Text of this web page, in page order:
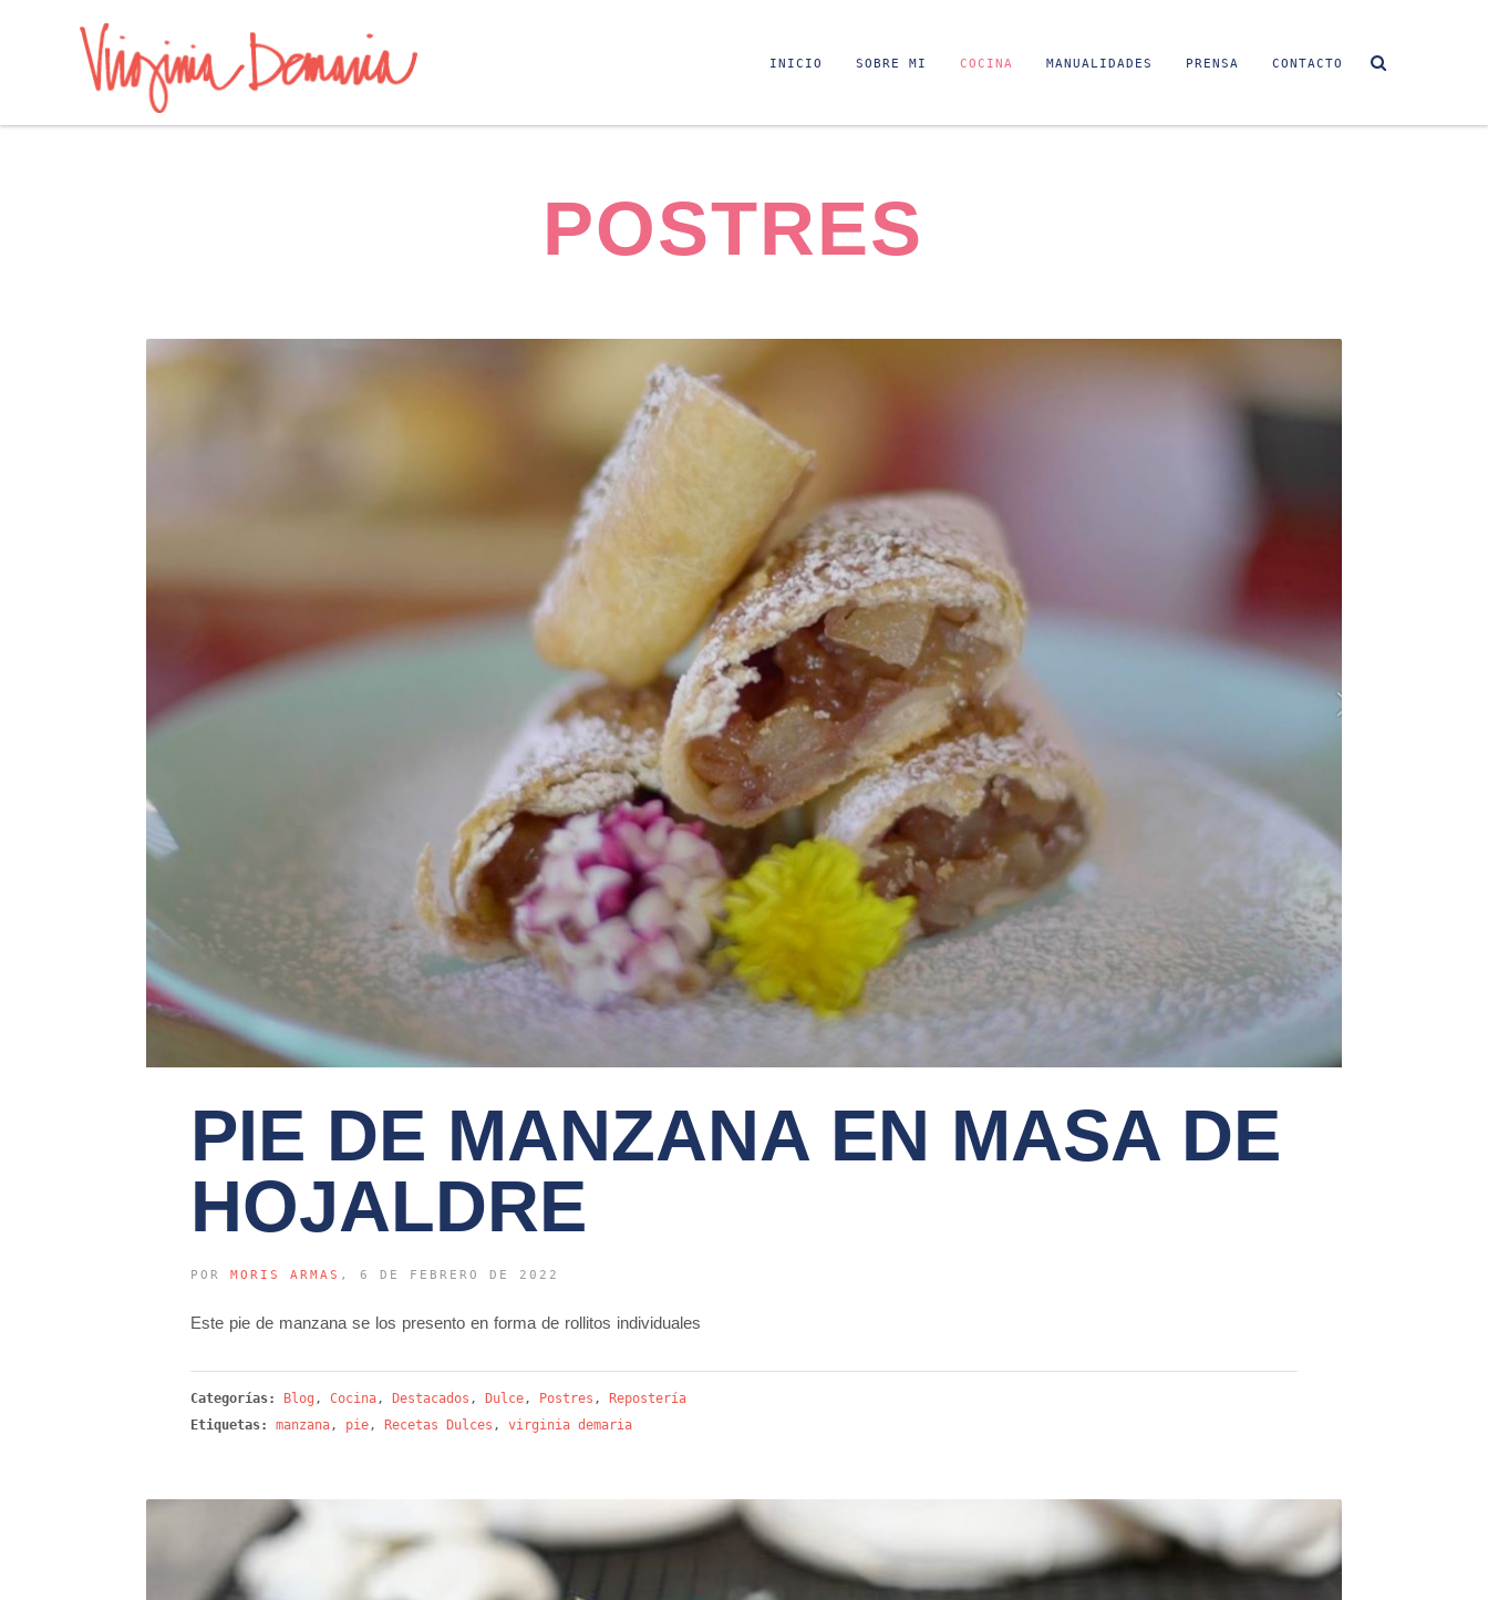
INICIO SOBRE MI COCINA MANUALIDADES PRENSA CONTACTO
POSTRES
PIE DE MANZANA EN MASA DE
HOJALDRE
POR MORIS ARMAS , 6 DE FEBRERO DE 2022
Este pie de manzana se los presento en forma de rollitos individuales
Categorías: Blog , Cocina, Destacados , Dulce, Postres , Repostería
Etiquetas:
manzana, pie, Recetas Dulces , virginia demaria